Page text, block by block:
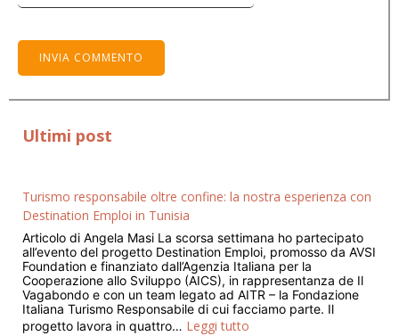
Ultimi post
Turismo responsabile oltre confine: la nostra esperienza con
Destination Emploi in Tunisia
Articolo di Angela Masi La scorsa settimana ho partecipato
all’evento del progetto Destination Emploi, promosso da AVSI
Foundation e finanziato dall’Agenzia Italiana per la
Cooperazione allo Sviluppo (AICS), in rappresentanza de Il
Vagabondo e con un team legato ad AITR – la Fondazione
Italiana Turismo Responsabile di cui facciamo parte. Il
progetto lavora in quattro… Leggi tutto